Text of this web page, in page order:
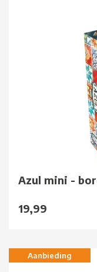
Azul mini -
19,99
Aanbieding